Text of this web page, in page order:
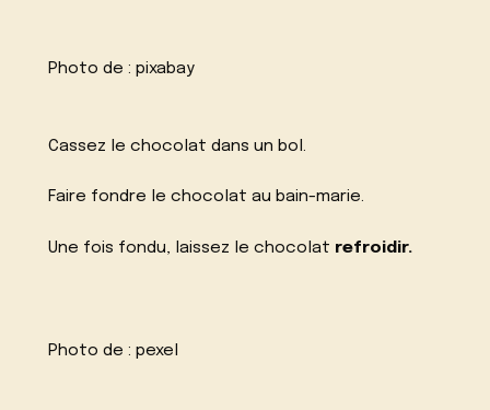
Photo de :pixabay
Cassez le chocolat dans un bol.
Faire fondre le chocolat au bain-marie.
Une fois fondu, laissez le chocolat refroidir.
Photo de :pexel